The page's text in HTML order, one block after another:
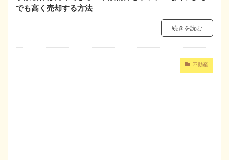
でも高く売却する方法
続きを読む
不動産